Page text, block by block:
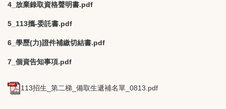
4_放棄錄取資格聲明書.pdf
5_113攜-委託書.pdf
6_學歷(力)證件補繳切結書.pdf
7_個資告知事項.pdf
113招生_第二梯_備取生遞補名單_0813.pdf